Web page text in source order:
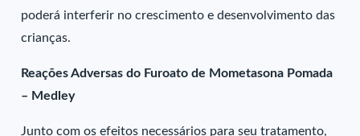
poderá interferir no crescimento e desenvolvimento das
crianças.
Reações Adversas do Furoato de Mometasona Pomada
– Medley
Junto com os efeitos necessários para seu tratamento,